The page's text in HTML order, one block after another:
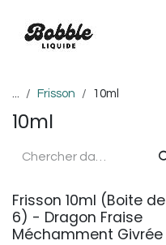
... Frisson 10ml
10ml
Frisson 10ml (Boite de
6) - Dragon Fraise
Méchamment Givrée